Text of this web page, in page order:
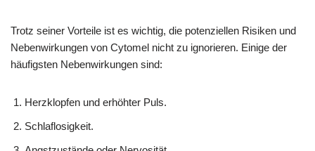
Trotz seiner Vorteile ist es wichtig, die potenziellen Risiken und
Nebenwirkungen von Cytomel nicht zu ignorieren. Einige der
häufigsten Nebenwirkungen sind:
Herzklopfen und erhöhter Puls.
Schlaflosigkeit.